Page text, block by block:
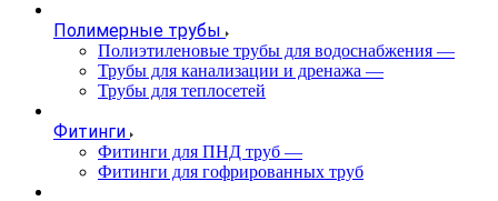
Полимерные трубы
Полиэтиленовые трубы для водоснабжения —
Трубы для канализации и дренажа —
Трубы для теплосетей
Фитинги
Фитинги для ПНД труб —
Фитинги для гофрированных труб